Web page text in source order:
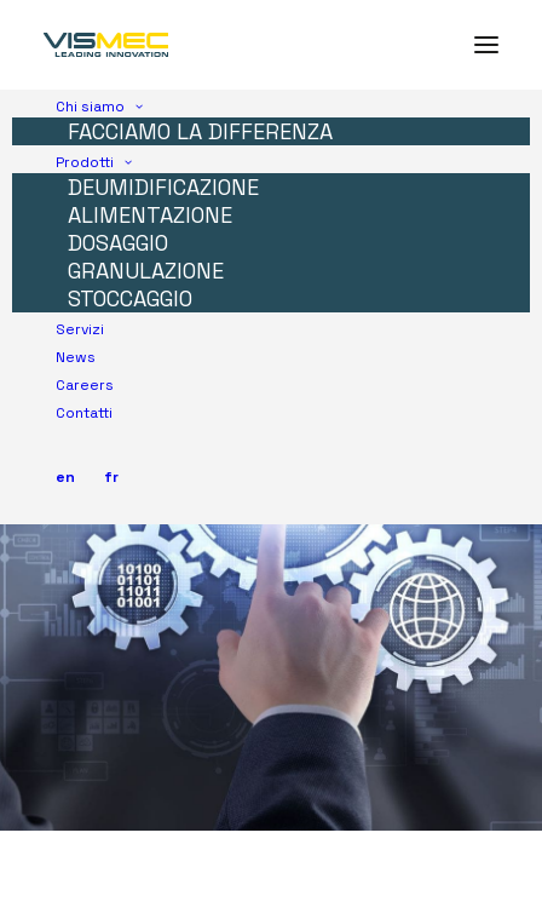
Chi siamo
FACCIAMO LA DIFFERENZA
Prodotti
DEUMIDIFICAZIONE
ALIMENTAZIONE
DOSAGGIO
GRANULAZIONE
STOCCAGGIO
Servizi
News
Careers
Contatti
en fr